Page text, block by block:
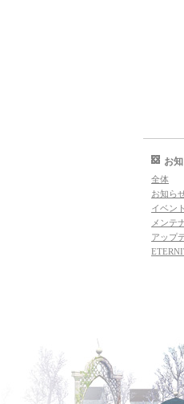
お
全体
お知ら
イベント
メンテ
アップ